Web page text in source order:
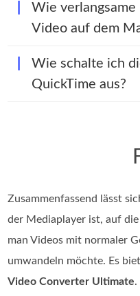
Wie
Video auf dem
Wie schalte ich
QuickTime aus?
Zusammenfassend lässt
der Mediaplayer ist, auf
man Videos mit normaler
umwandeln möchte. Es
Video Converter Ultimate.